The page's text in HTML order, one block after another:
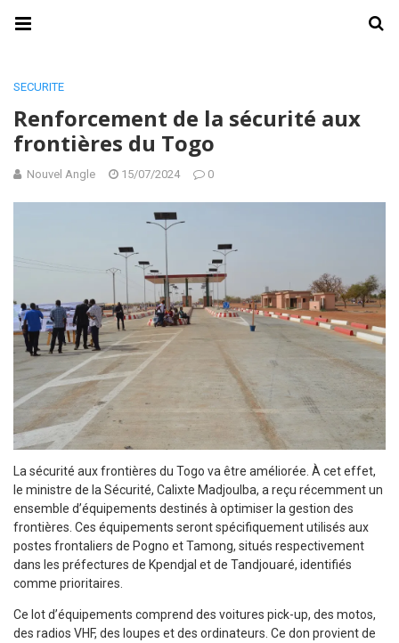
SECURITE
Renforcement de la sécurité aux
frontières du Togo
Nouvel Angle 15/07/2024 0
La sécurité aux frontières du Togo va être améliorée. À cet effet,
le ministre de la Sécurité, Calixte Madjoulba, a reçu récemment un
ensemble d’équipements destinés à optimiser la gestion des
frontières. Ces équipements seront spécifiquement utilisés aux
postes frontaliers de Pogno et Tamong, situés respectivement
dans les préfectures de Kpendjal et de Tandjouaré, identifiés
comme prioritaires.
Ce lot d’équipements comprend des voitures pick-up, des motos,
des radios VHF, des loupes et des ordinateurs. Ce don provient de